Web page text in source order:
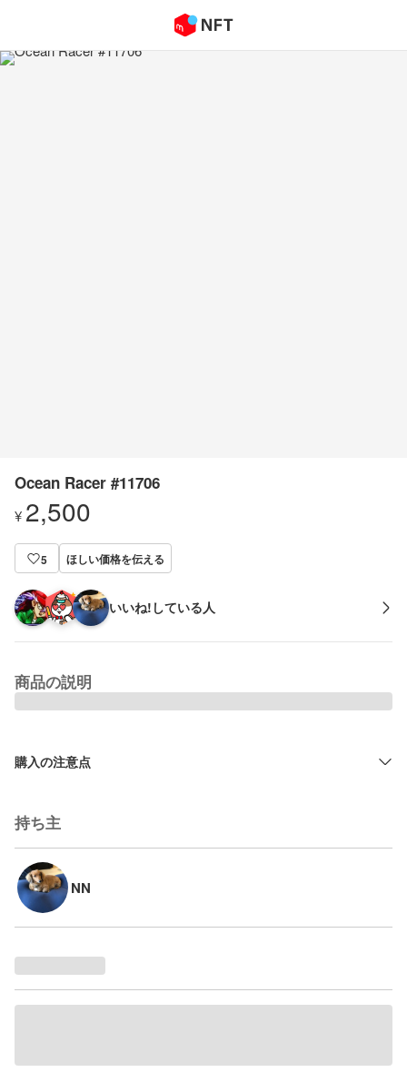
Ocean Racer #11706
¥ 2,500
5 ほしい価格を伝える
いいね!している人
商品の説明
購入の注意点
持ち主
NN